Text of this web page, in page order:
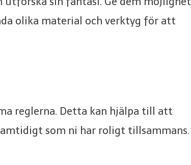
olika material och verktyg för att
reglerna. Detta kan hjälpa till att
som ni har roligt tillsammans.